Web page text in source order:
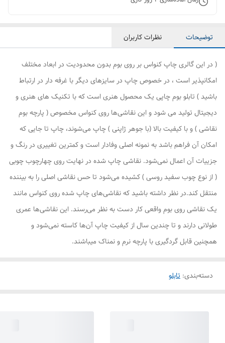
توضیحات نظرات کاربران
( در این گالری چاپ کنواس بر روی بوم بدون محدودیت در ابعاد مختلف
امکانپذیر است ، در خصوص چاپ در سایزهای دیگر با غرفه دار در ارتباط
باشید ) تابلو بوم چاپی یک محصول هنری است که با تکنیک های هنری و
دیجیتال تولید می شود و این نقاشی‌ها روی کنواس مخصوص ( پارچه بوم
نقاشی ) و با کیفیت بالا (با جوهر ژاپنی ) چاپ می‌شوند، چاپ تا جایی که
امکان آن فراهم باشد به نمونه اصلی وفادار است و کمترین تغییری در رنگ و
جزییات آن اعمال نمی‌شود. نقاشی چاپ شده در نهایت روی چهارچوب چوبی
( از نوع چوب سفید روسی ) کشیده می‌شود تا حس نقاشی اصلی را به بیننده
منتقل کند.در نظر داشته باشید که نقاشی‌های چاپ شده روی کنواس مانند
یک نقاشی روی بوم واقعی کار دست به نظر می‌رسند. این نقاشی‌ها عمری
طولانی دارند و تا چندین سال از کیفیت چاپ آن‌ها کاسته نمی‌شود و
همچنین قابل گردگیری با پارچه نرم و نمناک میباشند.
دسته‌بندی: تابلو